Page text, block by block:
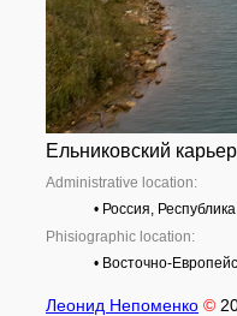
Ельниковский
Administrative location:
• Россия,
Phisiographic location:
• Восточно-
Леонид Непоменко ©